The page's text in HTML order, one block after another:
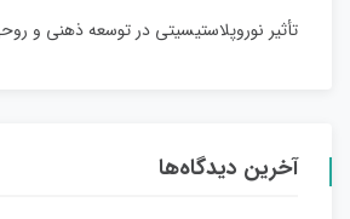
تأثیر نوروپلاستیسیتی در توسعه ذهنی و
آخرین دیدگاه‌ها